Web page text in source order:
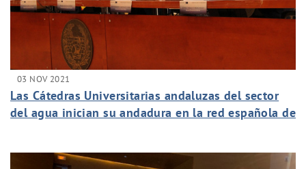
03 NOV 2021
Las Cátedras Universitarias andaluzas del sector
del agua inician su andadura en la red española de